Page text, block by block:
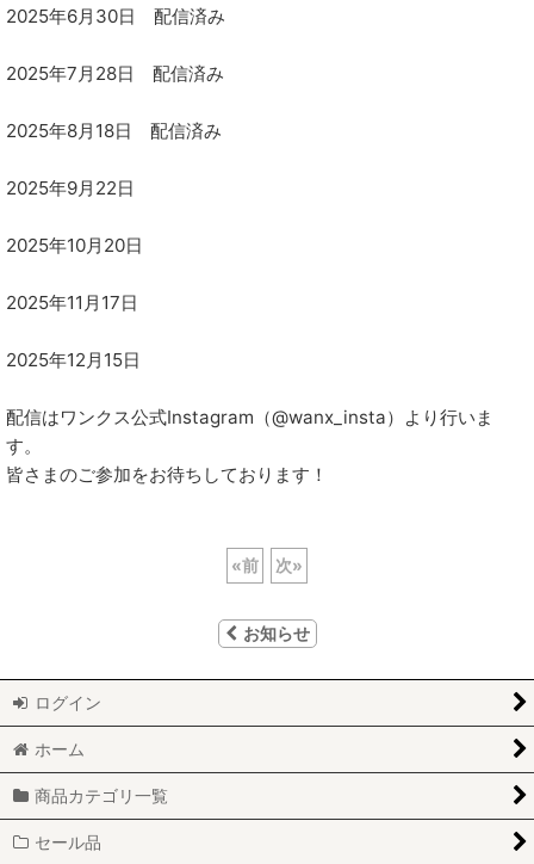
2025年6月30日 配信済み
2025年7月28日 配信済み
2025年8月18日 配信済み
2025年9月22日
2025年10月20日
2025年11月17日
2025年12月15日
配信はワンクス公式Instagram（@wanx_insta）より行いま
す。
皆さまのご参加をお待ちしております！
«前 次»
お知らせ
ログイン
ホーム
商品カテゴリ一覧
セール品